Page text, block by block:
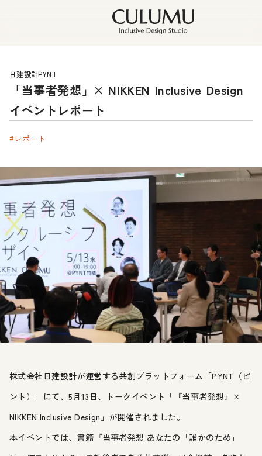
「当事者発想」× NIKKEN Inclusive Design
イベントレポート
日建設計PYNT
#レポート
株式会社日建設計が運営する共創プラットフォーム「PYNT（ピ
ント）」にて、5月13日、トークイベント「『当事者発想』×
NIKKEN Inclusive Design」が開催されました。
本イベントでは、書籍『当事者発想 あなたの「誰かのため」